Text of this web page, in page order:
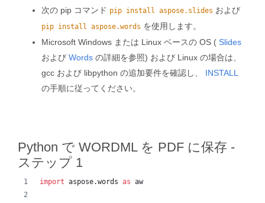
次の pip コマンド pip install aspose.slides および
pip install aspose.words を使用します。
Microsoft Windows または Linux ベースの OS ( Slides
および Words の詳細を参照) および Linux の場合は、
gcc および libpython の追加要件を確認し、 INSTALL
の手順に従ってください。
Python で WORDML を PDF に保存 -
ステップ 1
import aspose.words as aw